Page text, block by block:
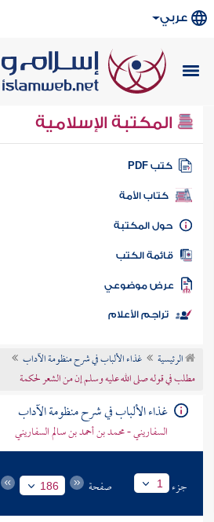
عربي
المكتبة الإسلامية
كتب PDF
كتاب الأمة
المكتبة
الكتب
موضوعي
تراجم الأعلام
الرئيسية
غذاء الألباب في شرح منظومة الآداب
مطلب في قوله صلى الله عليه وسلم إن من الشعر لحكمة
غذاء الألباب في شرح منظومة الآداب
السفاريني - محمد بن أحمد بن سالم السفاريني
جزء 1 صفحة 186